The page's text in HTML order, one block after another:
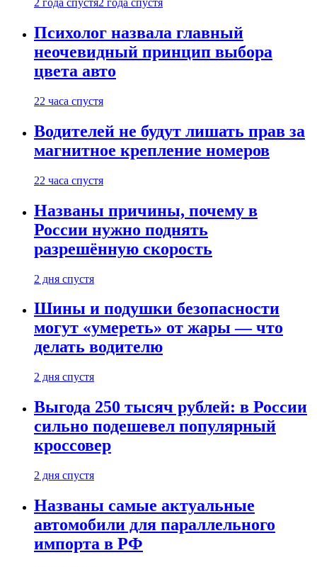
2 года спустя2 года спустя
Психолог назвала главный
неочевидный принцип выбора
цвета авто
22 часа спустя
Водителей не будут лишать прав за
магнитное крепление номеров
22 часа спустя
Названы причины, почему в
России нужно поднять
разрешённую скорость
2 дня спустя
Шины и подушки безопасности
могут «умереть» от жары — что
делать водителю
2 дня спустя
Выгода 250 тысяч рублей: в России
сильно подешевел популярный
кроссовер
2 дня спустя
Названы самые актуальные
автомобили для параллельного
импорта в РФ